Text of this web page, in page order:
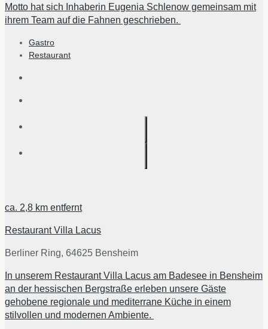
Motto hat sich Inhaberin Eugenia Schlenow gemeinsam mit
ihrem Team auf die Fahnen geschrieben.
Gastro
Restaurant
ca. 2,8 km entfernt
Restaurant Villa Lacus
Berliner Ring, 64625 Bensheim
In unserem Restaurant Villa Lacus am Badesee in Bensheim
an der hessischen Bergstraße erleben unsere Gäste
gehobene regionale und mediterrane Küche in einem
stilvollen und modernen Ambiente.